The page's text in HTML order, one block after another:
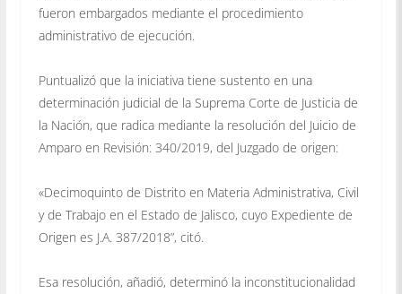
fueron embargados mediante el procedimiento
administrativo de ejecución.
Puntualizó que la iniciativa tiene sustento en una
determinación judicial de la Suprema Corte de Justicia de
la Nación, que radica mediante la resolución del Juicio de
Amparo en Revisión: 340/2019, del Juzgado de origen:
«Decimoquinto de Distrito en Materia Administrativa, Civil
y de Trabajo en el Estado de Jalisco, cuyo Expediente de
Origen es J.A. 387/2018”, citó.
Esa resolución, añadió, determinó la inconstitucionalidad